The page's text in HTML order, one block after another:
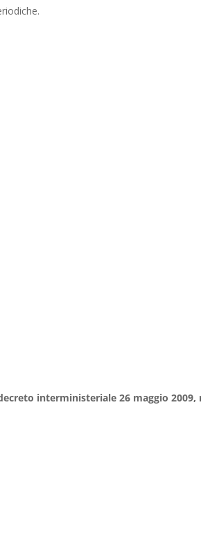
interministeriale 26 maggio 2009,